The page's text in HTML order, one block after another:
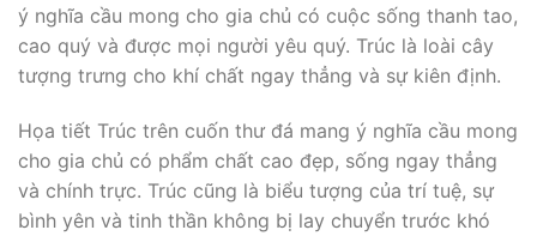
ý nghĩa cầu mong cho gia chủ có cuộc sống thanh tao,
cao quý và được mọi người yêu quý. Trúc là loài cây
tượng trưng cho khí chất ngay thẳng và sự kiên định.
Họa tiết Trúc trên cuốn thư đá mang ý nghĩa cầu mong
cho gia chủ có phẩm chất cao đẹp, sống ngay thẳng
và chính trực. Trúc cũng là biểu tượng của trí tuệ, sự
bình yên và tinh thần không bị lay chuyển trước khó